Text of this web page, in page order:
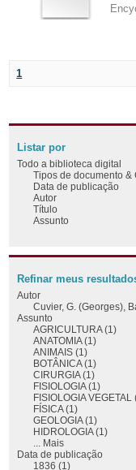
1
Listar por
Todo a biblioteca digital
Tipos de documento &
Data de publicação
Autor
Título
Assunto
Refinar meus
Autor
Cuvier, G. (Georges),
Assunto
AGRICULTURA (1)
ANATOMIA (1)
ANIMAIS (1)
BOTÂNICA (1)
CIRURGIA (1)
FISIOLOGIA (1)
FISIOLOGIA VEGETAL
FÍSICA (1)
GEOLOGIA (1)
HIDROLOGIA (1)
... Mais
Data de publicação
1836 (1)